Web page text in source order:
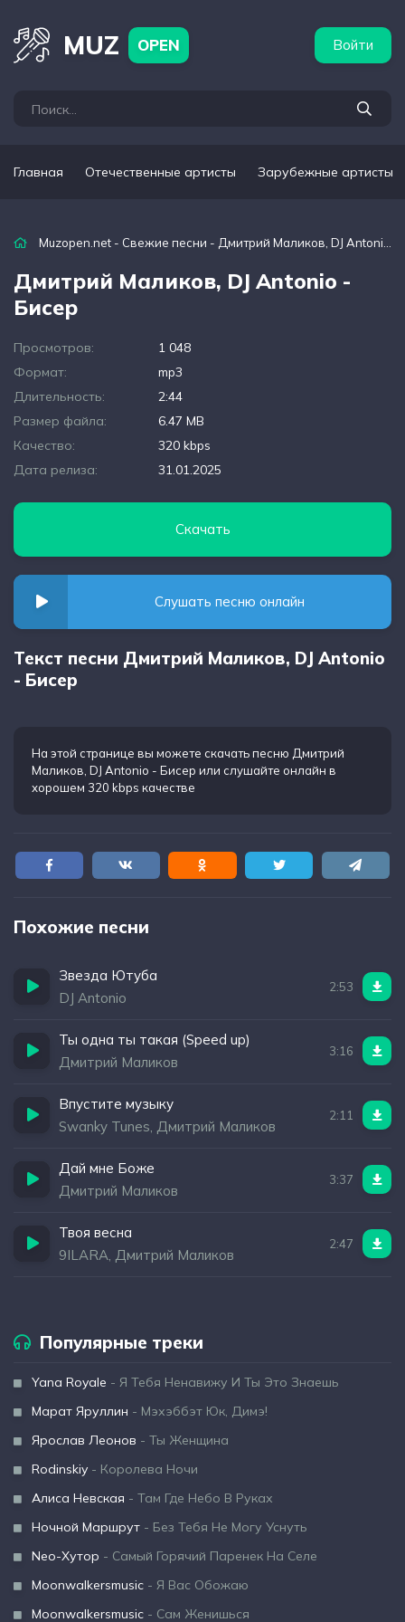
MUZ OPEN Войти
Главная Отечественные артисты Зарубежные артисты
Muzopen.net - Свежие песни - Дмитрий Маликов, DJ Antonio - Бисер
Дмитрий Маликов, DJ Antonio -
Бисер
Просмотров:
1 048
Формат:
mp3
Длительность:
2:44
Размер файла:
6.47 MB
Качество:
320 kbps
Дата релиза:
31.01.2025
Скачать
Слушать песню онлайн
Текст песни Дмитрий Маликов, DJ Antonio
- Бисер
На этой странице вы можете скачать песню Дмитрий
Маликов, DJ Antonio - Бисер или слушайте онлайн в
хорошем 320 kbps качестве
Похожие песни
Звезда Ютуба
DJ Antonio
2:53
Ты одна ты такая (Speed up)
Дмитрий Маликов
3:16
Впустите музыку
Swanky Tunes, Дмитрий Маликов
2:11
Дай мне Боже
Дмитрий Маликов
3:37
Твоя весна
9ILARA, Дмитрий Маликов
2:47
Популярные треки
Yana Royale - Я Тебя Ненавижу И Ты Это Знаешь
Марат Яруллин - Мэхэббэт Юк, Димэ!
Ярослав Леонов - Ты Женщина
Rodinskiy - Королева Ночи
Алиса Невская - Там Где Небо В Руках
Ночной Маршрут - Без Тебя Не Могу Уснуть
Neo-Хутор - Самый Горячий Паренек На Селе
Moonwalkersmusic - Я Вас Обожаю
Moonwalkersmusic - Сам Женишься
артисты Популярные подборки